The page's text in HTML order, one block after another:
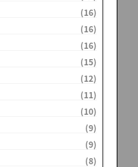
(16)
(16)
(16)
(15)
(12)
(11)
(10)
(9)
(9)
(8)